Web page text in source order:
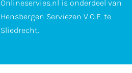
Onlineservies.nl is onderdeel van
Hensbergen Serviezen V.O.F. te
Sliedrecht.